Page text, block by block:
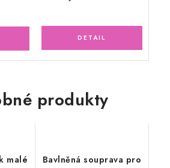
produkty
malé
Bavlněná souprava pro